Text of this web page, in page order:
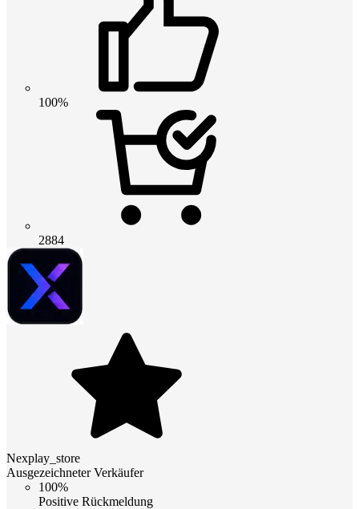
100%
2884
Nexplay_store
Ausgezeichneter Verkäufer
100%
Positive Rückmeldung